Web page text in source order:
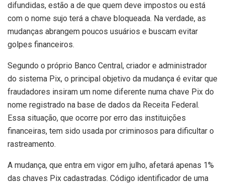
difundidas, estão a de que quem deve impostos ou está
com o nome sujo terá a chave bloqueada. Na verdade, as
mudanças abrangem poucos usuários e buscam evitar
golpes financeiros.
Segundo o próprio Banco Central, criador e administrador
do sistema Pix, o principal objetivo da mudança é evitar que
fraudadores insiram um nome diferente numa chave Pix do
nome registrado na base de dados da Receita Federal.
Essa situação, que ocorre por erro das instituições
financeiras, tem sido usada por criminosos para dificultar o
rastreamento.
A mudança, que entra em vigor em julho, afetará apenas 1%
das chaves Pix cadastradas. Código identificador de uma